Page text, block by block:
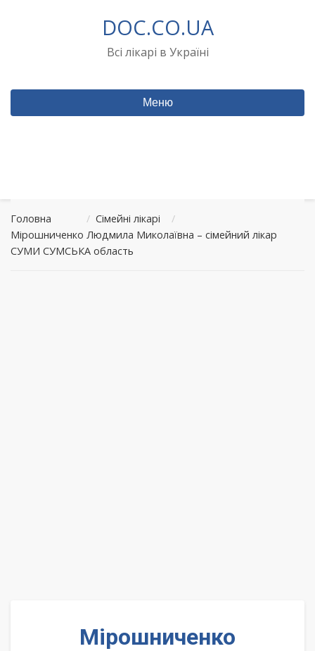
DOC.CO.UA
Всі лікарі в Україні
Меню
Головна / Сімейні лікарі
/
Мірошниченко Людмила Миколаївна – сімейний лікар
СУМИ СУМСЬКА область
Мірошниченко